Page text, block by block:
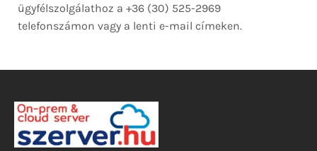
ügyfélszolgálathoz a +36 (30) 525-2969
telefonszámon vagy a lenti e-mail címeken.